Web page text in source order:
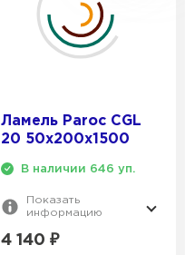
Ламель Paroc CGL
20 50х200х1500
В наличии 646 уп.
Показать
информацию
4 140 ₽